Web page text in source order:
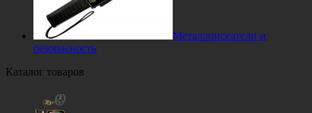
Металлоискатели и
безопасность
Каталог товаров